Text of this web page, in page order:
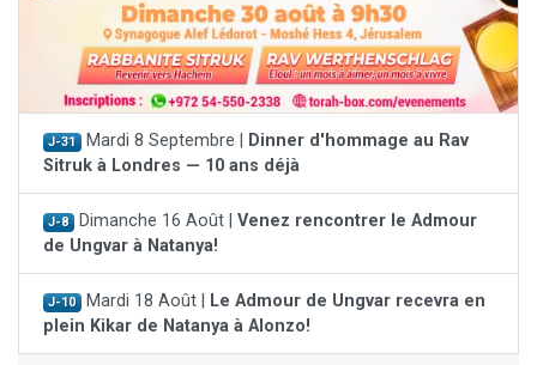
J-31 Mardi 8 Septembre |
Dinner d'hommage au Rav
Sitruk à Londres — 10 ans déjà
J-8 Dimanche 16 Août | Venez rencontrer le Admour
de Ungvar à Natanya!
J-10 Mardi 18 Août |
Le Admour de Ungvar recevra en
plein Kikar de Natanya à Alonzo!